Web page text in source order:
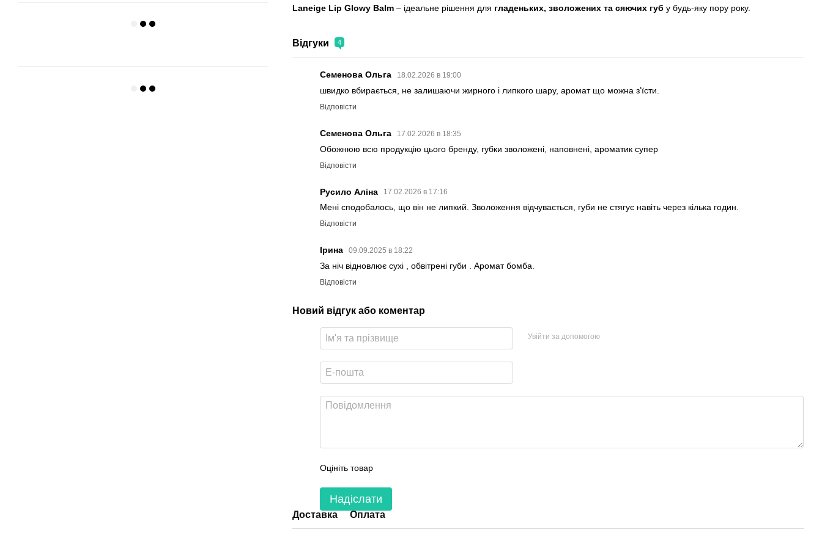
Laneige Lip Glowy Balm – ідеальне рішення для гладеньких, зволожених та сяючих губ у будь-яку пору року.
Відгуки 4
Семенова Ольга 18.02.2026 в 19:00
швидко вбирається, не залишаючи жирного і липкого шару, аромат що можна зʼїсти.
Відповісти
Семенова Ольга 17.02.2026 в 18:35
Обожнюю всю продукцію цього бренду, губки зволожені, наповнені, ароматик супер
Відповісти
Русило Аліна 17.02.2026 в 17:16
Мені сподобалось, що він не липкий. Зволоження відчувається, губи не стягує навіть через кілька годин.
Відповісти
Ірина 09.09.2025 в 18:22
За ніч відновлює сухі , обвітрені губи . Аромат бомба.
Відповісти
Новий відгук або коментар
Увійти за допомогою
Оцініть товар
Надіслати
Доставка Оплата